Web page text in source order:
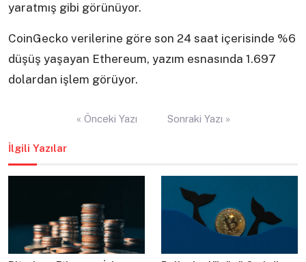
yaratmış gibi görünüyor.
CoinGecko verilerine göre son 24 saat içerisinde %6
düşüş yaşayan Ethereum, yazım esnasında 1.697
dolardan işlem görüyor.
« Önceki Yazı Sonraki Yazı »
İlgili Yazılar